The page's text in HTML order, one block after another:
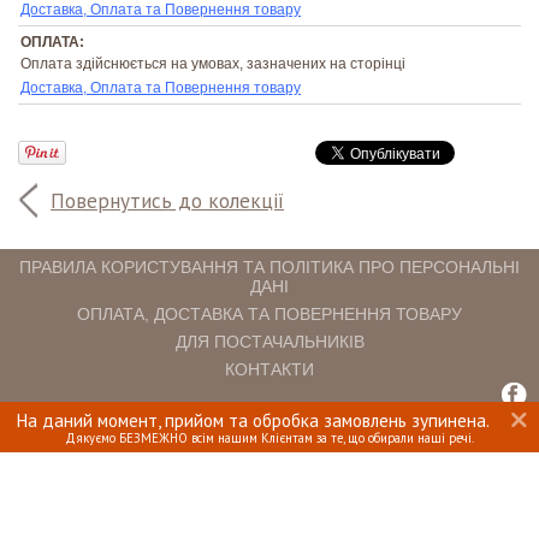
На даний момент, прийом та обробка замовлень зупинена.
Дякуємо БЕЗМЕЖНО всім нашим Клієнтам за те, що обирали наші речі.
Повернутись до колекції
Доставка, Оплата та Повернення товару
ОПЛАТА:
Оплата здійснюється на умовах, зазначених на сторінці
Доставка, Оплата та Повернення товару
ПРАВИЛА КОРИСТУВАННЯ ТА ПОЛІТИКА ПРО ПЕРСОНАЛЬНІ
ДАНІ
ОПЛАТА, ДОСТАВКА ТА ПОВЕРНЕННЯ ТОВАРУ
ДЛЯ ПОСТАЧАЛЬНИКІВ
КОНТАКТИ
INTERIOMANIA © 2018. ВСІ ПРАВА ЗАХИЩЕНІ.